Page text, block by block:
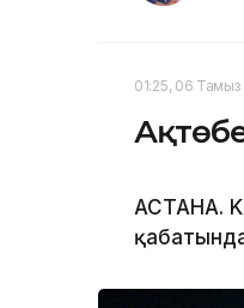
01:25, 06 Тамыз
АСТАНА.